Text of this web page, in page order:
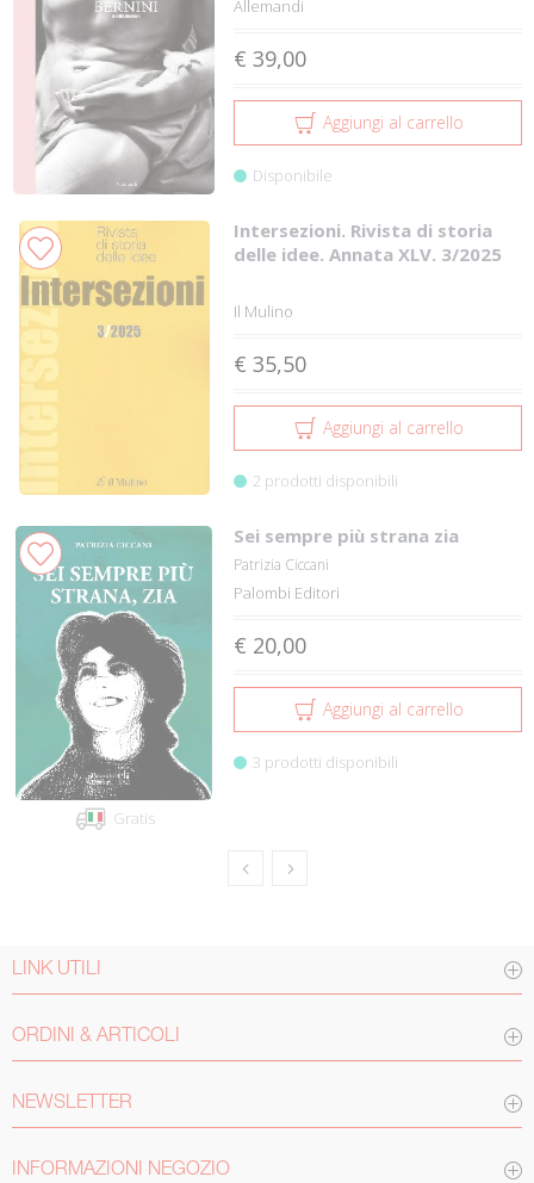
Allemandi
€ 39,00
Aggiungi al carrello
Disponibile
Intersezioni. Rivista di storia
delle idee. Annata XLV. 3/2025
Il Mulino
€ 35,50
Aggiungi al carrello
2 prodotti disponibili
Gratis
Sei sempre più strana zia
Patrizia Ciccani
Palombi Editori
€ 20,00
Aggiungi al carrello
3 prodotti disponibili
LINK UTILI
ORDINI & ARTICOLI
NEWSLETTER
INFORMAZIONI NEGOZIO